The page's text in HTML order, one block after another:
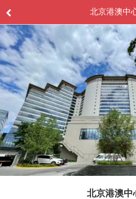
北京港澳中
北京港澳中